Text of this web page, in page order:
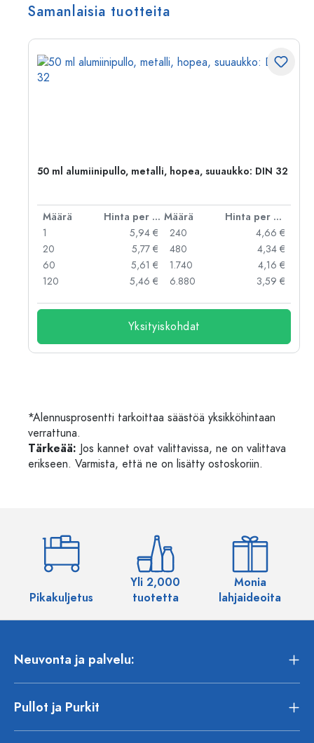
Samanlaisia tuotteita
50 ml alumiinipullo, metalli, hopea, suuaukko: DIN 32
Määrä Hinta per kpl Määrä
Hinta per kpl
1
5,94 €
20
5,77 €
60
5,61 €
120
5,46 €
240
4,66 €
480
4,34 €
1.740
4,16 €
6.880
3,59 €
Yksityiskohdat
*Alennusprosentti tarkoittaa säästöä yksikköhintaan
verrattuna.
Tärkeää: Jos kannet ovat valittavissa, ne on valittava
erikseen. Varmista, että ne on lisätty ostoskoriin.
Pikakuljetus
Yli 2,000
tuotetta
Monia
lahjaideoita
Neuvonta ja palvelu:
Pullot ja Purkit